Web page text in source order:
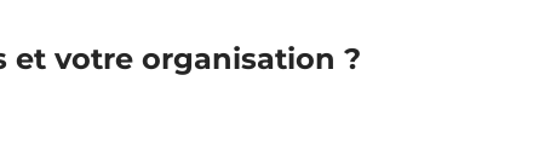
et votre organisation ?